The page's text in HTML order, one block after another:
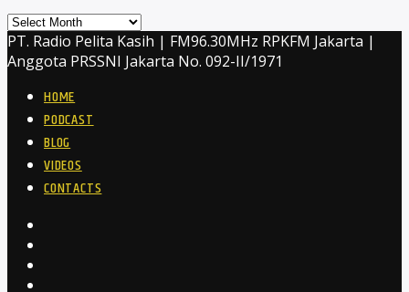
Archives
PT. Radio Pelita Kasih | FM96.30MHz RPKFM Jakarta |
Anggota PRSSNI Jakarta No. 092-II/1971
HOME
PODCAST
BLOG
VIDEOS
CONTACTS